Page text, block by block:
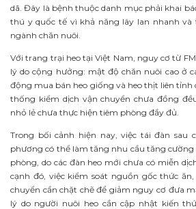
dã. Đây là bệnh thuộc danh mục phải khai
thú y quốc tế vì khả năng lây lan nhanh
ngành chăn nuôi.
Với trang trại heo tại Việt Nam, nguy cơ từ
lý do cộng hưởng: mật độ chăn nuôi cao ở
động mua bán heo giống và heo thịt liên tỉnh
thống kiểm dịch vận chuyển chưa đồng
nhỏ lẻ chưa thực hiện tiêm phòng đầy đủ.
Trong bối cảnh hiện nay, việc tái đàn sau
phương có thể làm tăng nhu cầu tăng cường
phòng, do các đàn heo mới chưa có miễn
cạnh đó, việc kiểm soát nguồn gốc thức
chuyển cần chặt chẽ để giảm nguy cơ đưa
lý do người nuôi heo cần cập nhật kiến